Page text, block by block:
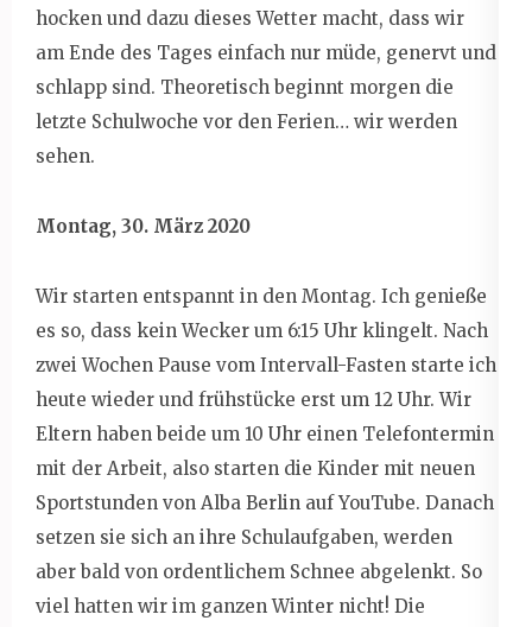
hocken und dazu dieses Wetter macht, dass wir
am Ende des Tages einfach nur müde, genervt und
schlapp sind. Theoretisch beginnt morgen die
letzte Schulwoche vor den Ferien… wir werden
sehen.
Montag, 30. März 2020
Wir starten entspannt in den Montag. Ich genieße
es so, dass kein Wecker um 6:15 Uhr klingelt. Nach
zwei Wochen Pause vom Intervall-Fasten starte ich
heute wieder und frühstücke erst um 12 Uhr. Wir
Eltern haben beide um 10 Uhr einen Telefontermin
mit der Arbeit, also starten die Kinder mit neuen
Sportstunden von Alba Berlin auf YouTube. Danach
setzen sie sich an ihre Schulaufgaben, werden
aber bald von ordentlichem Schnee abgelenkt. So
viel hatten wir im ganzen Winter nicht! Die